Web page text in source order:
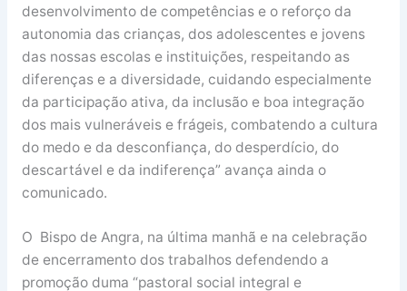
desenvolvimento de competências e o reforço da
autonomia das crianças, dos adolescentes e jovens
das nossas escolas e instituições, respeitando as
diferenças e a diversidade, cuidando especialmente
da participação ativa, da inclusão e boa integração
dos mais vulneráveis e frágeis, combatendo a cultura
do medo e da desconfiança, do desperdício, do
descartável e da indiferença” avança ainda o
comunicado.
O Bispo de Angra, na última manhã e na celebração
de encerramento dos trabalhos defendendo a
promoção duma “pastoral social integral e